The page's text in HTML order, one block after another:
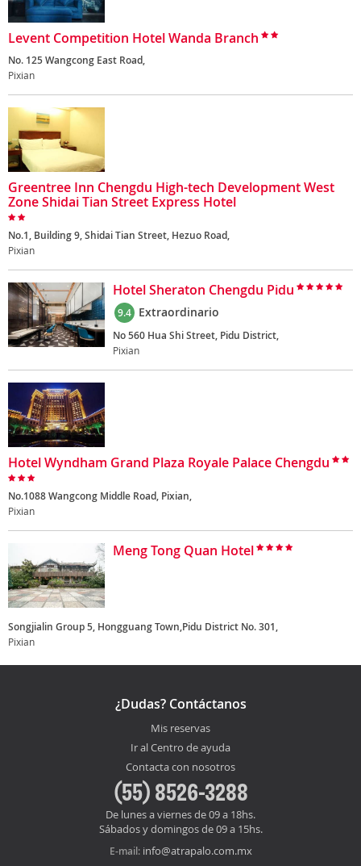
Levent Competition Hotel Wanda Branch
No. 125 Wangcong East Road,
Pixian
Greentree Inn Chengdu High-tech Development West
Zone Shidai Tian Street Express Hotel
No.1, Building 9, Shidai Tian Street, Hezuo Road,
Pixian
Hotel Sheraton Chengdu Pidu
9.4 Extraordinario
No 560 Hua Shi Street, Pidu District,
Pixian
Hotel Wyndham Grand Plaza Royale Palace Chengdu
No.1088 Wangcong Middle Road, Pixian,
Pixian
Meng Tong Quan Hotel
Songjialin Group 5, Hongguang Town,Pidu District No. 301,
Pixian
¿Dudas? Contáctanos
Mis reservas
Ir al Centro de ayuda
Contacta con nosotros
(55) 8526-3288
De lunes a viernes de 09 a 18hs.
Sábados y domingos de 09 a 15hs.
E-mail: info@atrapalo.com.mx